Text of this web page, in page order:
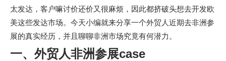
太发达，客户嘛讨价还价又很麻烦，因此都挤破头想去开发欧
美这些发达市场。今天小编就来分享一个外贸人近期去非洲参
展的真实经历，并且聊聊非洲市场究竟有何潜力。
一、外贸人非洲参展case